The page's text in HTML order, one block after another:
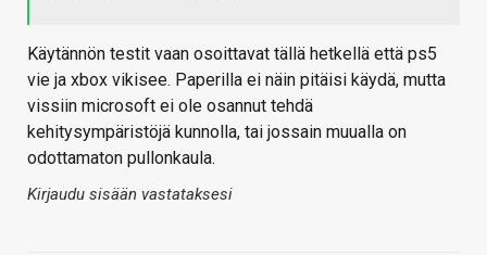
Käytännön testit vaan osoittavat tällä hetkellä että ps5
vie ja xbox vikisee. Paperilla ei näin pitäisi käydä, mutta
vissiin microsoft ei ole osannut tehdä
kehitysympäristöjä kunnolla, tai jossain muualla on
odottamaton pullonkaula.
Kirjaudu sisään vastataksesi